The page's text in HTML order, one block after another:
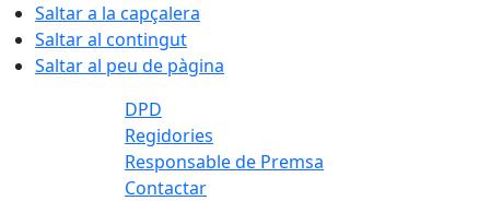
Saltar a la capçalera
Saltar al contingut
Saltar al peu de pàgina
DPD
Regidories
Responsable de Premsa
Contactar